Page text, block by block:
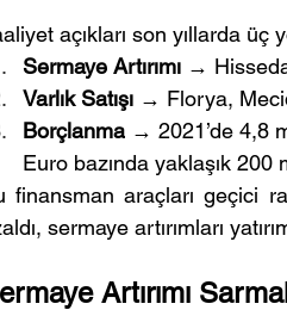
açıkları son yıllarda üç
Sermaye Artırımı →
Varlık Satışı → Florya,
Borçlanma → 2021’de 4,8
Euro bazında yaklaşık
finansman araçları geçici
sermaye artırımları
Artırımı